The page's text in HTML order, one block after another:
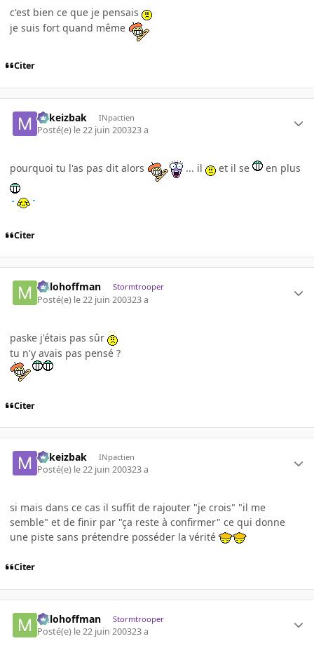
c'est bien ce que je pensais
je suis fort quand même
Citer
Mikeizbak INpactien
Posté(e) le 22 juin 200323 a
pourquoi tu l'as pas dit alors ... il et il se en plus
Citer
milohoffman Stormtrooper
Posté(e) le 22 juin 200323 a
paske j'étais pas sûr
tu n'y avais pas pensé ?
Citer
Mikeizbak INpactien
Posté(e) le 22 juin 200323 a
si mais dans ce cas il suffit de rajouter "je crois" "il me
semble" et de finir par "ça reste à confirmer" ce qui donne
une piste sans prétendre posséder la vérité
Citer
milohoffman Stormtrooper
Posté(e) le 22 juin 200323 a